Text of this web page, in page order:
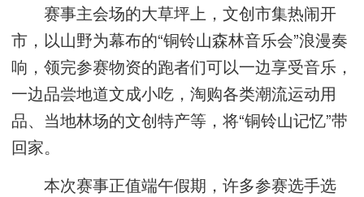
赛事主会场的大草坪上，文创市集热闹开
市，以山野为幕布的“铜铃山森林音乐会”浪漫奏
响，领完参赛物资的跑者们可以一边享受音乐，
一边品尝地道文成小吃，淘购各类潮流运动用
品、当地林场的文创特产等，将“铜铃山记忆”带
回家。
本次赛事正值端午假期，许多参赛选手选